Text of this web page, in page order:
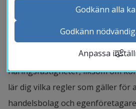
På den här kursen får du en
gäller för socialavgifter och för
kapital eller näringsverksamhet.
beskattning av bostäder,
näringsfastigheter, liksom om
lär dig vilka regler som gäller för
handelsbolag och
Kontakta och besök
Kalender
Sök personal
Studentwebb
Godkänn alla
Godkänn
Anpassa